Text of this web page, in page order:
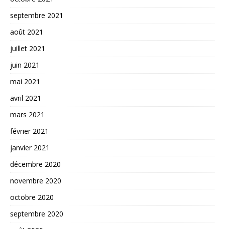
septembre 2021
août 2021
juillet 2021
juin 2021
mai 2021
avril 2021
mars 2021
février 2021
janvier 2021
décembre 2020
novembre 2020
octobre 2020
septembre 2020